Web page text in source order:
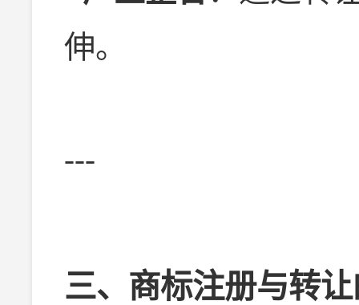
伸。
---
三、商标注册与转